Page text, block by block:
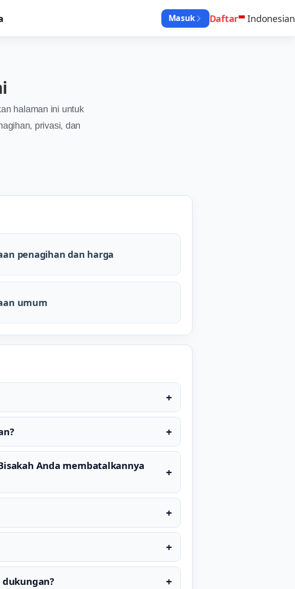
Masuk Daftar Indonesian
halaman ini untuk
privasi, dan
penagihan dan harga
umum
+
+
Anda membatalkannya
+
+
+
dukungan? +